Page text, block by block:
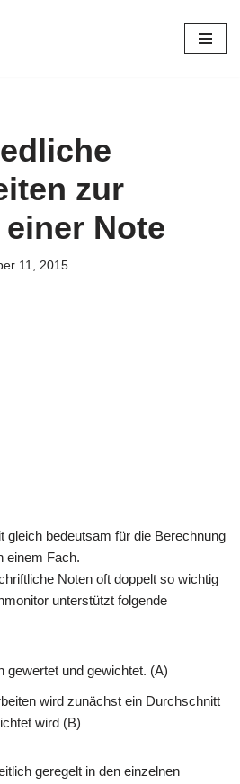
zur
Note
11, 2015
gleich bedeutsam für die Berechnung
einem Fach.
Noten oft doppelt so wichtig
unterstützt folgende
gewertet und gewichtet. (A)
wird zunächst ein Durchschnitt
wird (B)
geregelt in den einzelnen